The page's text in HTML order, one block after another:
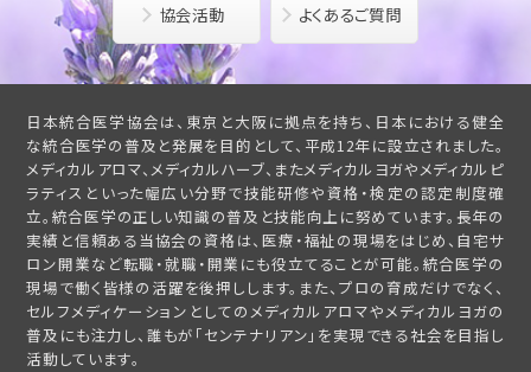
協会活動 よくあるご質問
日本統合医学協会は、東京と大阪に拠点を持ち、日本における健全
な統合医学の普及と発展を目的として、平成12年に設立されました。
メディカルアロマ、メディカルハーブ、またメディカルヨガやメディカルピ
ラティスといった幅広い分野で技能研修や資格・検定の認定制度確
立。統合医学の正しい知識の普及と技能向上に努めています。長年の
実績と信頼ある当協会の資格は、医療・福祉の現場をはじめ、自宅サ
ロン開業など転職・就職・開業にも役立てることが可能。統合医学の
現場で働く皆様の活躍を後押しします。また、プロの育成だけでなく、
セルフメディケーションとしてのメディカルアロマやメディカルヨガの
普及にも注力し、誰もが「センテナリアン」を実現できる社会を目指し
活動しています。